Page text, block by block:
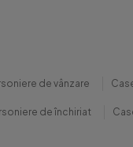
de vânzare
de închiriat